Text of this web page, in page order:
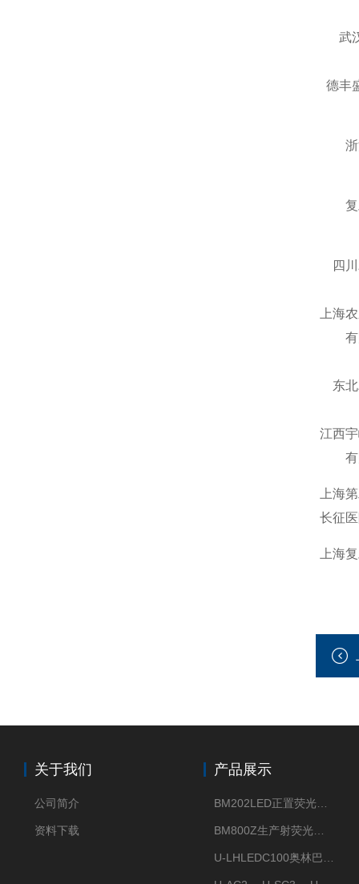
武
德丰
四
上海
东
江西
上海
长征
上海
关于我们
公司简介
资料下载
产品展示